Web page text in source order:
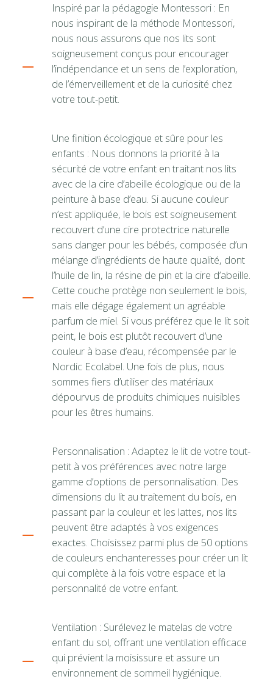
Inspiré par la pédagogie Montessori : En
nous inspirant de la méthode Montessori,
nous nous assurons que nos lits sont
soigneusement conçus pour encourager
l’indépendance et un sens de l’exploration,
de l’émerveillement et de la curiosité chez
votre tout-petit.
Une finition écologique et sûre pour les
enfants : Nous donnons la priorité à la
sécurité de votre enfant en traitant nos lits
avec de la cire d’abeille écologique ou de la
peinture à base d’eau. Si aucune couleur
n’est appliquée, le bois est soigneusement
recouvert d’une cire protectrice naturelle
sans danger pour les bébés, composée d’un
mélange d’ingrédients de haute qualité, dont
l’huile de lin, la résine de pin et la cire d’abeille.
Cette couche protège non seulement le bois,
mais elle dégage également un agréable
parfum de miel. Si vous préférez que le lit soit
peint, le bois est plutôt recouvert d’une
couleur à base d’eau, récompensée par le
Nordic Ecolabel. Une fois de plus, nous
sommes fiers d’utiliser des matériaux
dépourvus de produits chimiques nuisibles
pour les êtres humains.
Personnalisation : Adaptez le lit de votre tout-
petit à vos préférences avec notre large
gamme d’options de personnalisation. Des
dimensions du lit au traitement du bois, en
passant par la couleur et les lattes, nos lits
peuvent être adaptés à vos exigences
exactes. Choisissez parmi plus de 50 options
de couleurs enchanteresses pour créer un lit
qui complète à la fois votre espace et la
personnalité de votre enfant.
Ventilation : Surélevez le matelas de votre
enfant du sol, offrant une ventilation efficace
qui prévient la moisissure et assure un
environnement de sommeil hygiénique.